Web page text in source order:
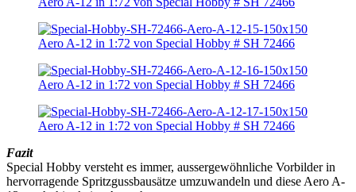
Fazit
Special Hobby versteht es immer, aussergewöhnliche Vorbilder in
hervorragende Spritzgussbausätze umzuwandeln und diese Aero A-